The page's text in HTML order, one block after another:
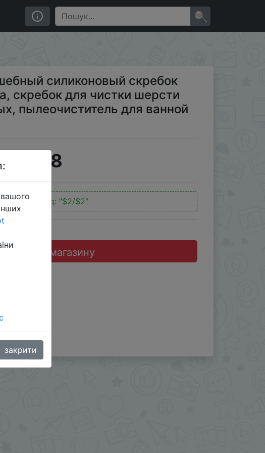
для чистки шерсти домашних животных, пылеочиститель
силиконовый скребок
скребок для чистки шерсти
пылеочиститель для ванной
$6.8
Промокод: "$2/$2"
до магазину
закрити